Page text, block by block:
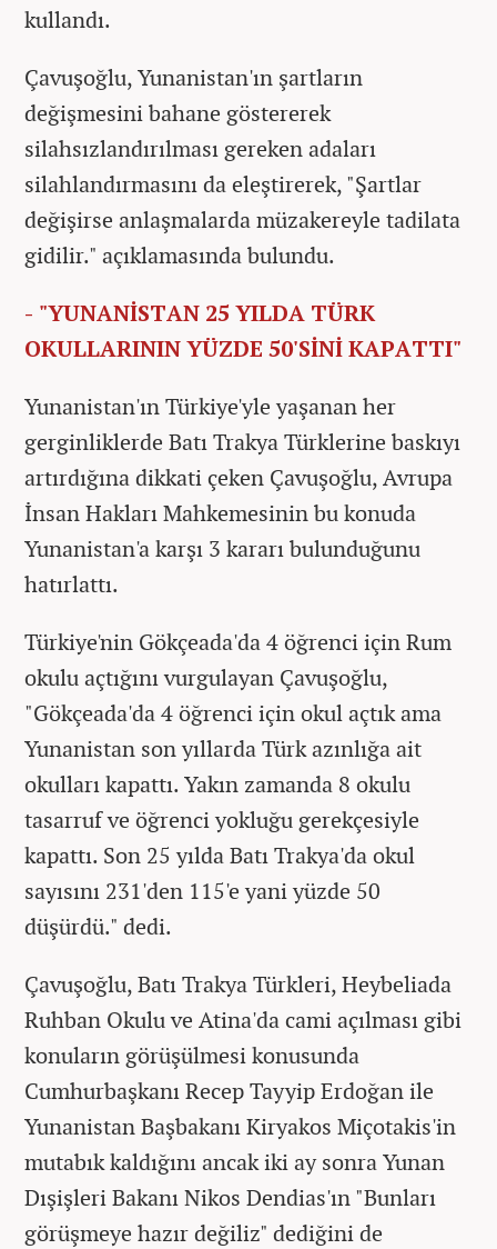
kullandı.
Çavuşoğlu, Yunanistan'ın şartların
değişmesini bahane göstererek
silahsızlandırılması gereken adaları
silahlandırmasını da eleştirerek, "Şartlar
değişirse anlaşmalarda müzakereyle tadilata
gidilir." açıklamasında bulundu.
- "YUNANİSTAN 25 YILDA TÜRK
OKULLARININ YÜZDE 50'SİNİ KAPATTI"
Yunanistan'ın Türkiye'yle yaşanan her
gerginliklerde Batı Trakya Türklerine baskıyı
artırdığına dikkati çeken Çavuşoğlu, Avrupa
İnsan Hakları Mahkemesinin bu konuda
Yunanistan'a karşı 3 kararı bulunduğunu
hatırlattı.
Türkiye'nin Gökçeada'da 4 öğrenci için Rum
okulu açtığını vurgulayan Çavuşoğlu,
"Gökçeada'da 4 öğrenci için okul açtık ama
Yunanistan son yıllarda Türk azınlığa ait
okulları kapattı. Yakın zamanda 8 okulu
tasarruf ve öğrenci yokluğu gerekçesiyle
kapattı. Son 25 yılda Batı Trakya'da okul
sayısını 231'den 115'e yani yüzde 50
düşürdü." dedi.
Çavuşoğlu, Batı Trakya Türkleri, Heybeliada
Ruhban Okulu ve Atina'da cami açılması gibi
konuların görüşülmesi konusunda
Cumhurbaşkanı Recep Tayyip Erdoğan ile
Yunanistan Başbakanı Kiryakos Miçotakis'in
mutabık kaldığını ancak iki ay sonra Yunan
Dışişleri Bakanı Nikos Dendias'ın "Bunları
görüşmeye hazır değiliz" dediğini de